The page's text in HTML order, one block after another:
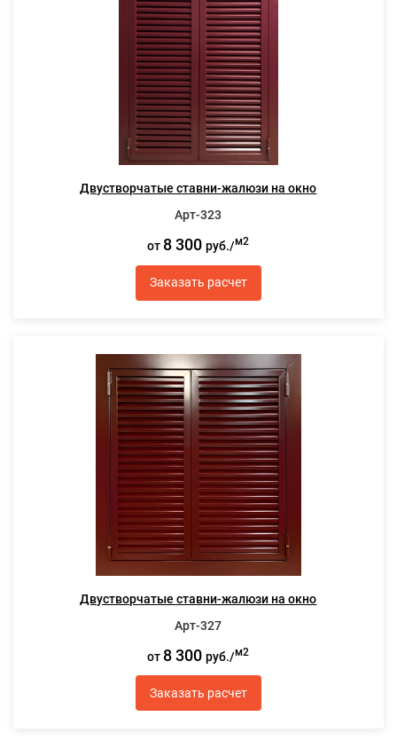
Двустворчатые ставни-жалюзи на окно
Арт-323
от 8 300руб./м2
Заказать расчет
Двустворчатые ставни-жалюзи на окно
Арт-327
от 8 300руб./м2
Заказать расчет